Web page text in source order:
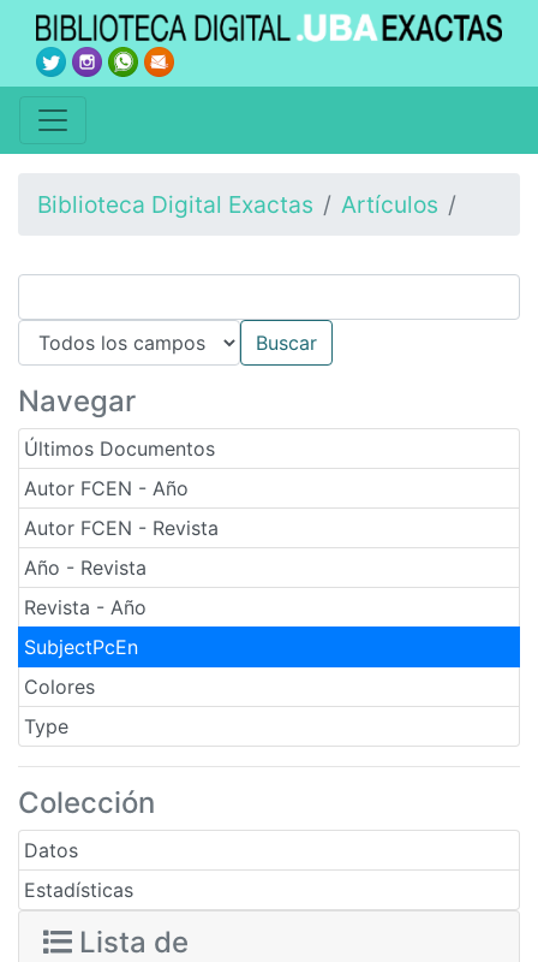
Biblioteca Digital Exactas Artículos
Navegar
Últimos Documentos
Autor FCEN - Año
Autor FCEN - Revista
Año - Revista
Revista - Año
SubjectPcEn
Colores
Type
Colección
Datos
Estadísticas
Lista de